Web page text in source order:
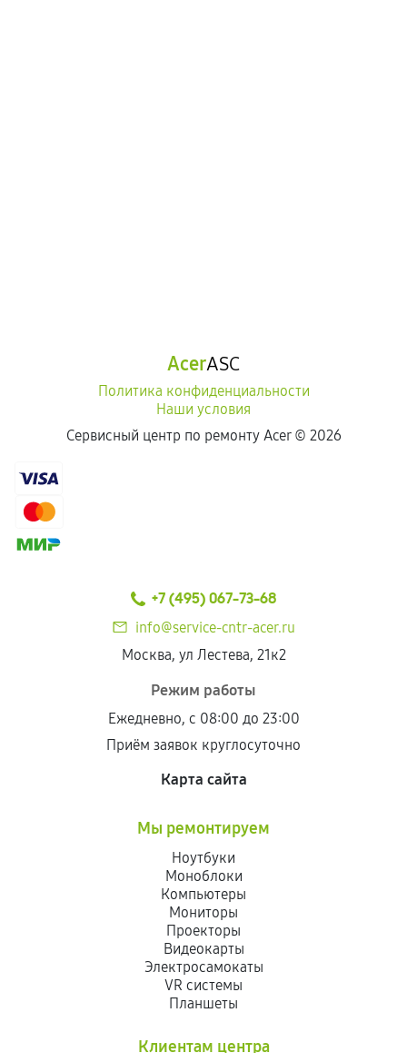
AcerASC
Политика конфиденциальности
Наши условия
Сервисный центр по ремонту Acer © 2026
+7 (495) 067-73-68
info@service-cntr-acer.ru
Москва, ул Лестева, 21к2
Режим работы
Ежедневно, с 08:00 до 23:00
Приём заявок круглосуточно
Карта сайта
Мы ремонтируем
Ноутбуки
Моноблоки
Компьютеры
Мониторы
Проекторы
Видеокарты
Электросамокаты
VR системы
Планшеты
Клиентам центра